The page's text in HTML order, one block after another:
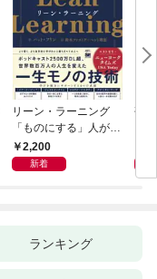
リーン・ラーニング
「ものにする」人が自
然とやっている 最小の
インプットで最大の成
2,200
新着
研
ランキング